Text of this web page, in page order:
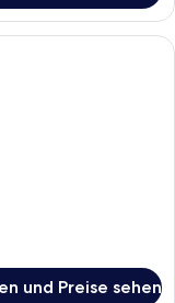
mit einem
und Preise sehen